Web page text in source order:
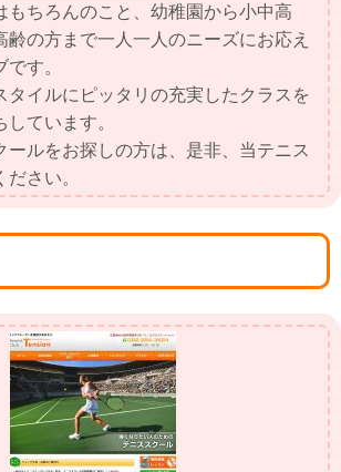
もちろんのこと、幼稚園から小中高
齢の方まで一人一人のニーズにお応え
す。
タイルにピッタリの充実したクラスを
ています。
ールをお探しの方は、是非、当テニス
さい。